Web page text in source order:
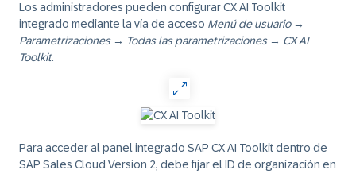
Los administradores pueden configurar CX AI Toolkit
integrado mediante la vía de acceso Menú de usuario→
Parametrizaciones→ Todas las parametrizaciones→ CX AI
Toolkit.
Para acceder al panel integrado SAP CX AI Toolkit dentro de
SAP Sales Cloud Version 2, debe fijar el ID de organización en